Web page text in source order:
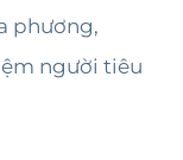
phương,
người tiêu